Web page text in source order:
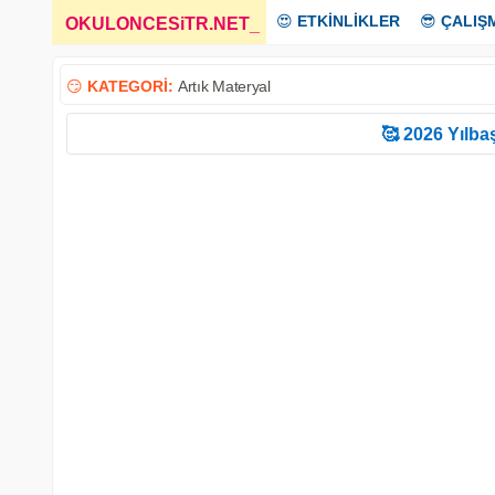
OKULONCESiTR.NET 😍 ETKİNLİKLER 😎
😏 KATEGORİ: Artık Materyal
🥰 2026